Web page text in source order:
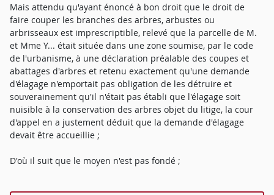
Mais attendu qu'ayant énoncé à bon droit que le droit de
faire couper les branches des arbres, arbustes ou
arbrisseaux est imprescriptible, relevé que la parcelle de M.
et Mme Y... était située dans une zone soumise, par le code
de l'urbanisme, à une déclaration préalable des coupes et
abattages d'arbres et retenu exactement qu'une demande
d'élagage n'emportait pas obligation de les détruire et
souverainement qu'il n'était pas établi que l'élagage soit
nuisible à la conservation des arbres objet du litige, la cour
d'appel en a justement déduit que la demande d'élagage
devait être accueillie ;
D'où il suit que le moyen n'est pas fondé ;